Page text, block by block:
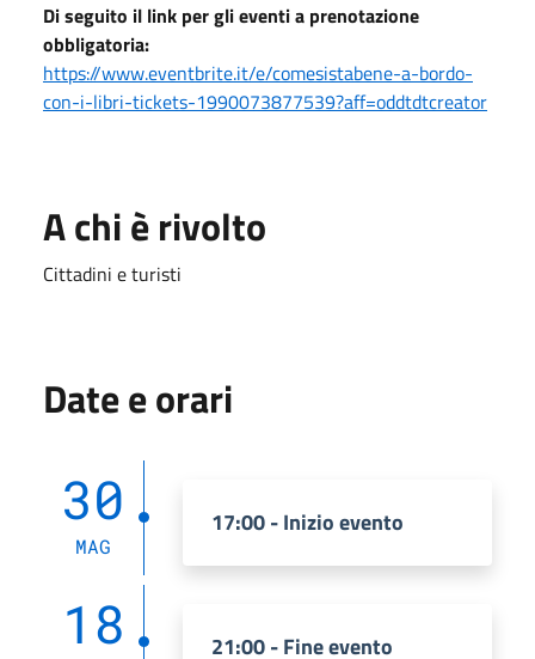
Di seguito il link per gli eventi a prenotazione
obbligatoria:
https://www.eventbrite.it/e/comesistabene-a-bordo-
con-i-libri-tickets-1990073877539?aff=oddtdtcreator
A chi è rivolto
Cittadini e turisti
Date e orari
30
MAG
17:00 - Inizio evento
18 21:00 - Fine evento